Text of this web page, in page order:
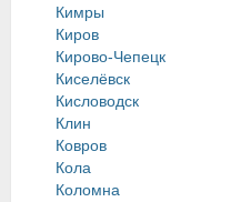
Кимры
Киров
Кирово-Чепецк
Киселёвск
Кисловодск
Клин
Ковров
Кола
Коломна